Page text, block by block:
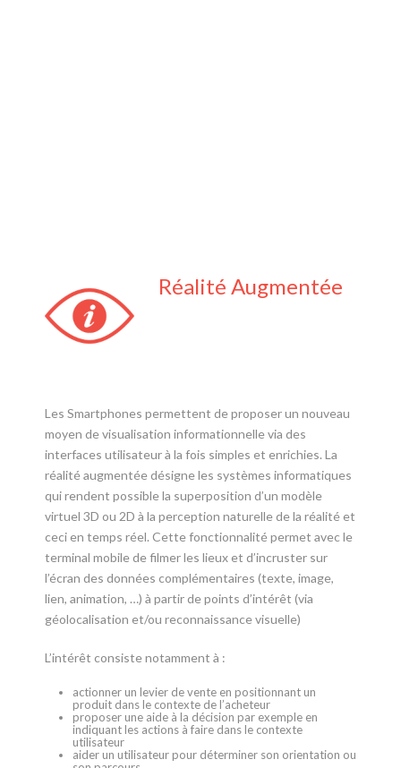
Réalité Augmentée
Les Smartphones permettent de proposer un nouveau
moyen de visualisation informationnelle via des
interfaces utilisateur à la fois simples et enrichies. La
réalité augmentée désigne les systèmes informatiques
qui rendent possible la superposition d’un modèle
virtuel 3D ou 2D à la perception naturelle de la réalité et
ceci en temps réel. Cette fonctionnalité permet avec le
terminal mobile de filmer les lieux et d’incruster sur
l’écran des données complémentaires (texte, image,
lien, animation, …) à partir de points d’intérêt (via
géolocalisation et/ou reconnaissance visuelle)
L’intérêt consiste notamment à :
actionner un levier de vente en positionnant un
produit dans le contexte de l’acheteur
proposer une aide à la décision par exemple en
indiquant les actions à faire dans le contexte
utilisateur
aider un utilisateur pour déterminer son orientation ou